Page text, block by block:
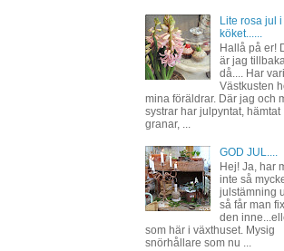
Lite rosa jul i
köket......
Hallå på er!
är jag
då.... Har
Västkusten
mina föräldrar. Där jag och
systrar har julpyntat, hämtat
granar, ...
GOD JUL....
Hej! Ja, har
inte så
julstämning
så får man
den
som här i växthuset. Mysig
snörhållare som nu ...